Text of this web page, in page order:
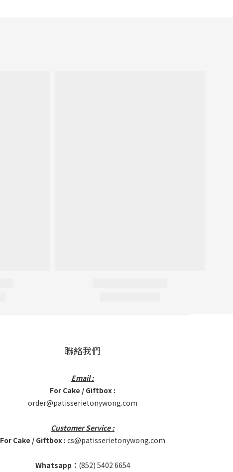
聯絡我們
Email :
For Cake / Giftbox :
order@patisserietonywong.com
Customer Service :
For Cake / Giftbox : cs@patisserietonywong.com
Whatsapp： (852) 5402 6654